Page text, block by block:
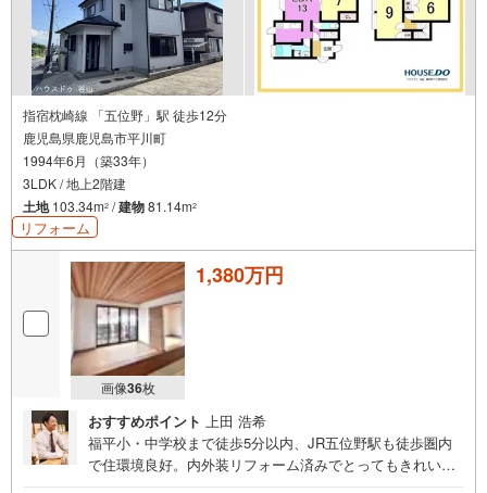
指宿枕崎線 「五位野」駅 徒歩12分
鹿児島県鹿児島市平川町
1994年6月（築33年）
3LDK / 地上2階建
土地103.34m2 /建物81.14m2
リフォーム
画像36枚
1,380万円
おすすめポイント 上田 浩希
福平小・中学校まで徒歩5分以内、JR五位野駅も徒歩圏内
で住環境良好。内外装リフォーム済みでとってもきれいに